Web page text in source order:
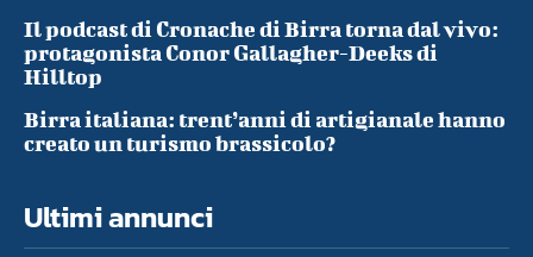
Il podcast di Cronache di Birra torna dal vivo:
protagonista Conor Gallagher-Deeks di
Hilltop
Birra italiana: trent’anni di artigianale hanno
creato un turismo brassicolo?
Ultimi annunci